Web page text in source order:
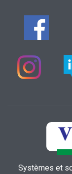
Systèmes et